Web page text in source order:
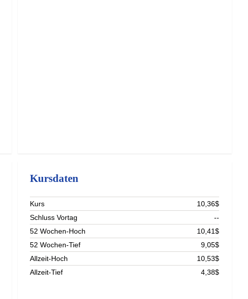
Kursdaten
Kurs
10,36$
Schluss Vortag
--
52 Wochen-Hoch
10,41$
52 Wochen-Tief
9,05$
Allzeit-Hoch
10,53$
Allzeit-Tief
4,38$